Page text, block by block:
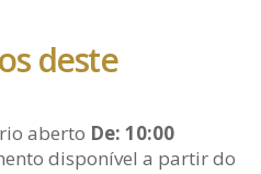
deste
aberto De: 10:00
disponível a partir do